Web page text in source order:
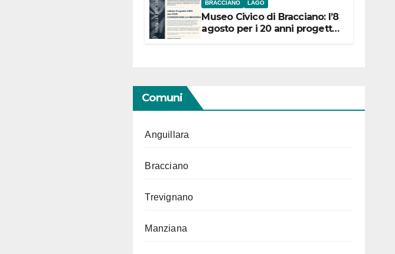
BRACCIANO LAGO
Museo Civico di Bracciano: l’8
agosto per i 20 anni progetto
Comuni
Anguillara
Bracciano
Trevignano
Manziana